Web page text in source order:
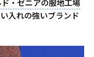
・ゼニアの服地工場
入れの強いブランド